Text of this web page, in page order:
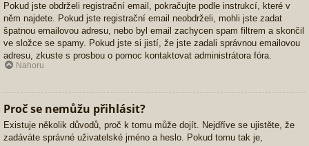
Pokud jste obdrželi registrační email, pokračujte podle instrukcí, které v
něm najdete. Pokud jste registrační email neobdrželi, mohli jste zadat
špatnou emailovou adresu, nebo byl email zachycen spam filtrem a skončil
ve složce se spamy. Pokud jste si jistí, že jste zadali správnou emailovou
adresu, zkuste s prosbou o pomoc kontaktovat administrátora fóra.
Nahoru
Proč se nemůžu přihlásit?
Existuje několik důvodů, proč k tomu může dojít. Nejdříve se ujistěte, že
zadáváte správné uživatelské jméno a heslo. Pokud tomu tak je,